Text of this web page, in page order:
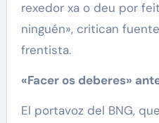
rexedor xa o deu por
ninguén», critican
frentista.
«Facer os deberes»
El portavoz del BNG,